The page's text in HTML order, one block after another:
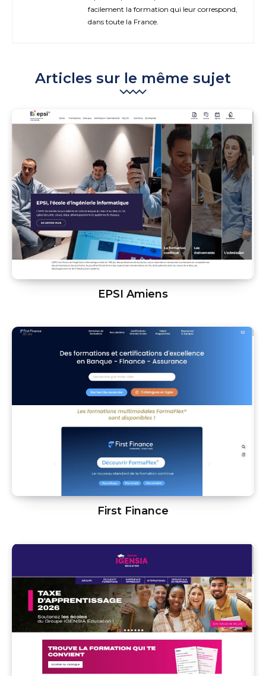
facilement la formation qui leur correspond,
dans toute la France.
Articles sur le même sujet
EPSI Amiens
First Finance